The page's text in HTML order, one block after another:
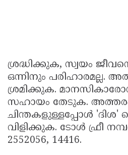
ശ്രദ്ധിക്കുക, സ്വയം
ഒന്നിനും പരിഹാരമല്ല.
ശ്രമിക്കുക.
സഹായം തേടുക.
ചിന്തകളുള്ളപ്പോൾ
വിളിക്കുക. ടോൾ ഫ്രീ
2552056, 14416.